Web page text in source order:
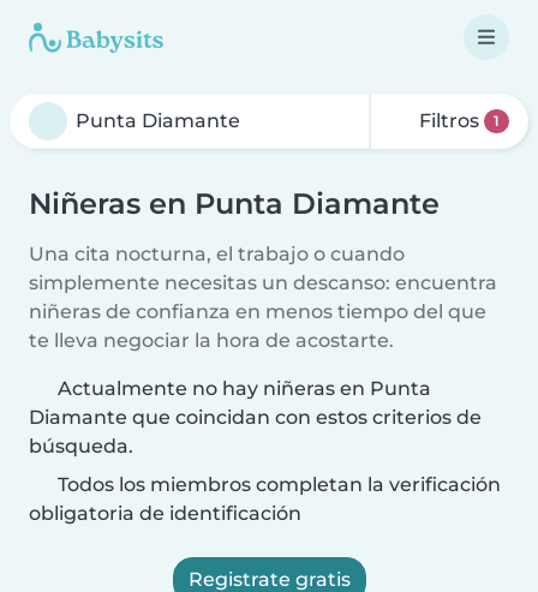
Filtros 1
Niñeras en Punta Diamante
Una cita nocturna, el trabajo o cuando
simplemente necesitas un descanso: encuentra
niñeras de confianza en menos tiempo del que
te lleva negociar la hora de acostarte.
Actualmente no hay niñeras en Punta
Diamante que coincidan con estos criterios de
búsqueda.
Todos los miembros completan la verificación
obligatoria de identificación
Registrate gratis